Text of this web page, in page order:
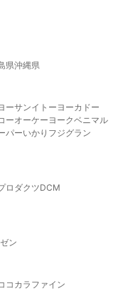
県沖縄県
ーサンイトーヨーカドー
ーオーケー ヨークベニマル
パーいかり フジグラン
ロダクツDCM
ン
コカラファイン